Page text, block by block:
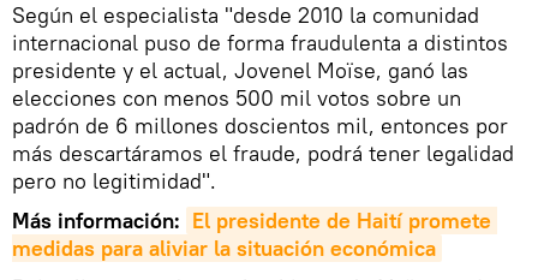
Según el especialista "desde 2010 la comunidad
internacional puso de forma fraudulenta a distintos
presidente y el actual, Jovenel Moïse, ganó las
elecciones con menos 500 mil votos sobre un
padrón de 6 millones doscientos mil, entonces por
más descartáramos el fraude, podrá tener legalidad
pero no legitimidad".
Más información: El presidente de Haití promete
medidas para aliviar la situación económica